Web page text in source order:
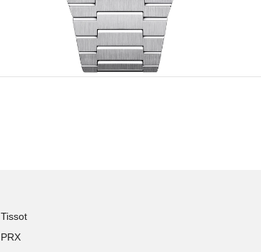
Tissot
PRX